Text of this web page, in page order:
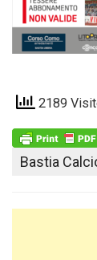
2189
Bastia